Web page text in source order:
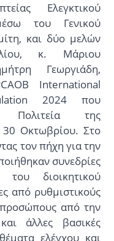
Ελεγκτικού
του Γενικού
και δύο μελών
κ. Μάριου
Γεωργιάδη,
International
2024 που
Πολιτεία της
30 Οκτωβρίου. Στο
τον πήχη για την
συνεδρίες
διοικητικού
από ρυθμιστικούς
από την
άλλες βασικές
ελέγχου και